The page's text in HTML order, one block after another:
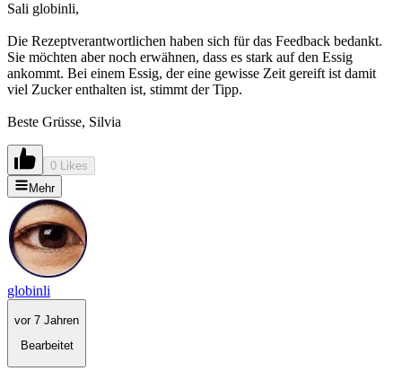
Sali globinli,
Die Rezeptverantwortlichen haben sich für das Feedback bedankt.
Sie möchten aber noch erwähnen, dass es stark auf den Essig
ankommt. Bei einem Essig, der eine gewisse Zeit gereift ist damit
viel Zucker enthalten ist, stimmt der Tipp.
Beste Grüsse, Silvia
0 Likes
Mehr
globinli
vor 7 Jahren
Bearbeitet